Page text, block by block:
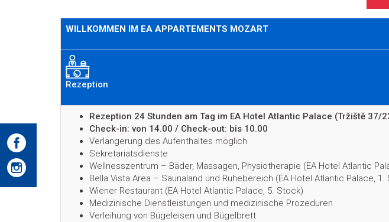
WILLKOMMEN IM EA APPARTEMENTS MOZART
Rezeption
Rezeption 24 Stunden am Tag im EA Hotel Atlantic Palace (Tržiště
Check-in: von 14.00 / Check-out: bis 10.00
Verlängerung des Aufenthaltes möglich
Sekretariatsdienste
Wellnesszentrum – Bäder, Massagen, Physiotherapie (EA Hotel Atlantic
Bella Vista Area – Saunaland und Ruhebereich (EA Hotel Atlantic Palace, 1.
Wiener Restaurant (EA Hotel Atlantic Palace, 5. Stock)
Medizinische Dienstleistungen und medizinische Prozeduren
Verleihung von Bügeleisen und Bügelbrett